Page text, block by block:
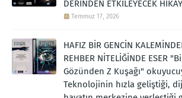
DERİNDEN ETKİLEYECEK
Temmuz 17, 2026
HAFIZ BİR GENCİN
REHBER NİTELİĞİNDE ESER
Gözünden Z Kuşağı"
Teknolojinin hızla geliştiği,